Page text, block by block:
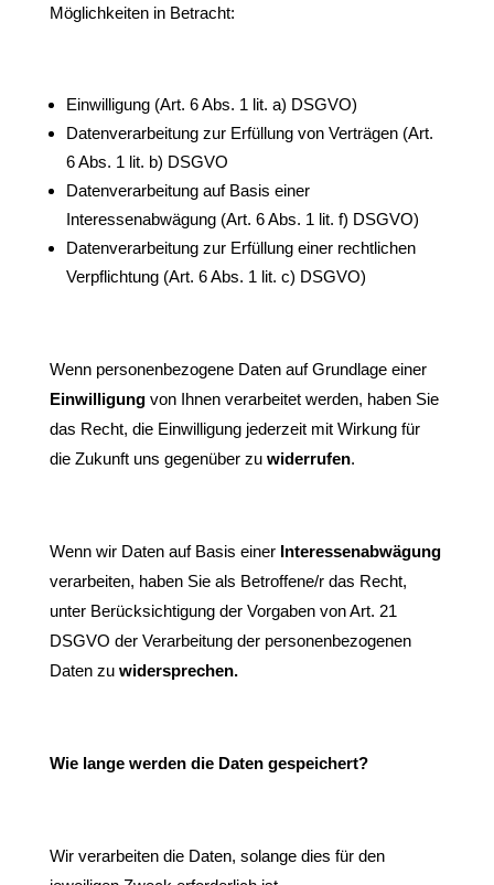
Möglichkeiten in Betracht:
Einwilligung (Art. 6 Abs. 1 lit. a) DSGVO)
Datenverarbeitung zur Erfüllung von Verträgen (Art.
6 Abs. 1 lit. b) DSGVO
Datenverarbeitung auf Basis einer
Interessenabwägung (Art. 6 Abs. 1 lit. f) DSGVO)
Datenverarbeitung zur Erfüllung einer rechtlichen
Verpflichtung (Art. 6 Abs. 1 lit. c) DSGVO)
Wenn personenbezogene Daten auf Grundlage einer
Einwilligungvon Ihnen verarbeitet werden, haben Sie
das Recht, die Einwilligung jederzeit mit Wirkung für
die Zukunft uns gegenüber zu widerrufen.
Wenn wir Daten auf Basis einer Interessenabwägung
verarbeiten, haben Sie als Betroffene/r das Recht,
unter Berücksichtigung der Vorgaben von Art. 21
DSGVO der Verarbeitung der personenbezogenen
Daten zu widersprechen.
Wie lange werden die Daten gespeichert?
Wir verarbeiten die Daten, solange dies für den